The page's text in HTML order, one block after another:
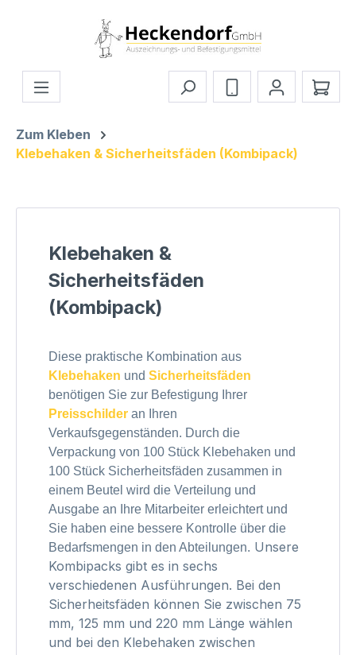
Zum Hauptinhalt springen
Zum Kleben
Klebehaken & Sicherheitsfäden (Kombipack)
Klebehaken &
Sicherheitsfäden
(Kombipack)
Diese praktische Kombination aus
Klebehaken und Sicherheitsfäden
benötigen Sie zur Befestigung Ihrer
Preisschilder an Ihren
Verkaufsgegenständen. Durch die
Verpackung von 100 Stück Klebehaken und
100 Stück Sicherheitsfäden zusammen in
einem Beutel wird die Verteilung und
Ausgabe an Ihre Mitarbeiter erleichtert und
Sie haben eine bessere Kontrolle über die
Bedarfsmengen in den Abteilungen. Unsere
Kombipacks gibt es in sechs
verschiedenen Ausführungen. Bei den
Sicherheitsfäden können Sie zwischen 75
mm, 125 mm und 220 mm Länge wählen
und bei den Klebehaken zwischen